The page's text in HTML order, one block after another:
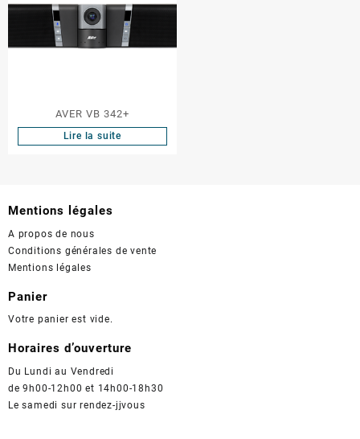
AVER VB 342+
Lire la suite
Mentions légales
A propos de nous
Conditions générales de vente
Mentions légales
Panier
Votre panier est vide.
Horaires d’ouverture
Du Lundi au Vendredi
de 9h00-12h00 et 14h00-18h30
Le samedi sur rendez-jjvous